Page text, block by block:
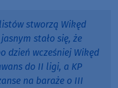
stworzą Wikęd
stało się, że
dzień wcześniej Wikęd
do II ligi, a KP
na baraże o III